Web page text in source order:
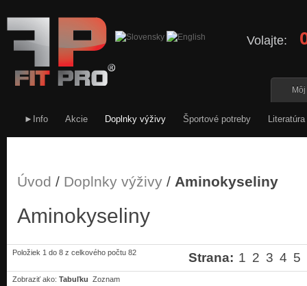
Volajte:
►Info Akcie Doplnky výživy Športové potreby Literatúra
Úvod / Doplnky výživy / Aminokyseliny
Aminokyseliny
Položiek 1 do 8 z celkového počtu 82 Strana: 1 2 3 4 5
Zobraziť ako: Tabuľku Zoznam